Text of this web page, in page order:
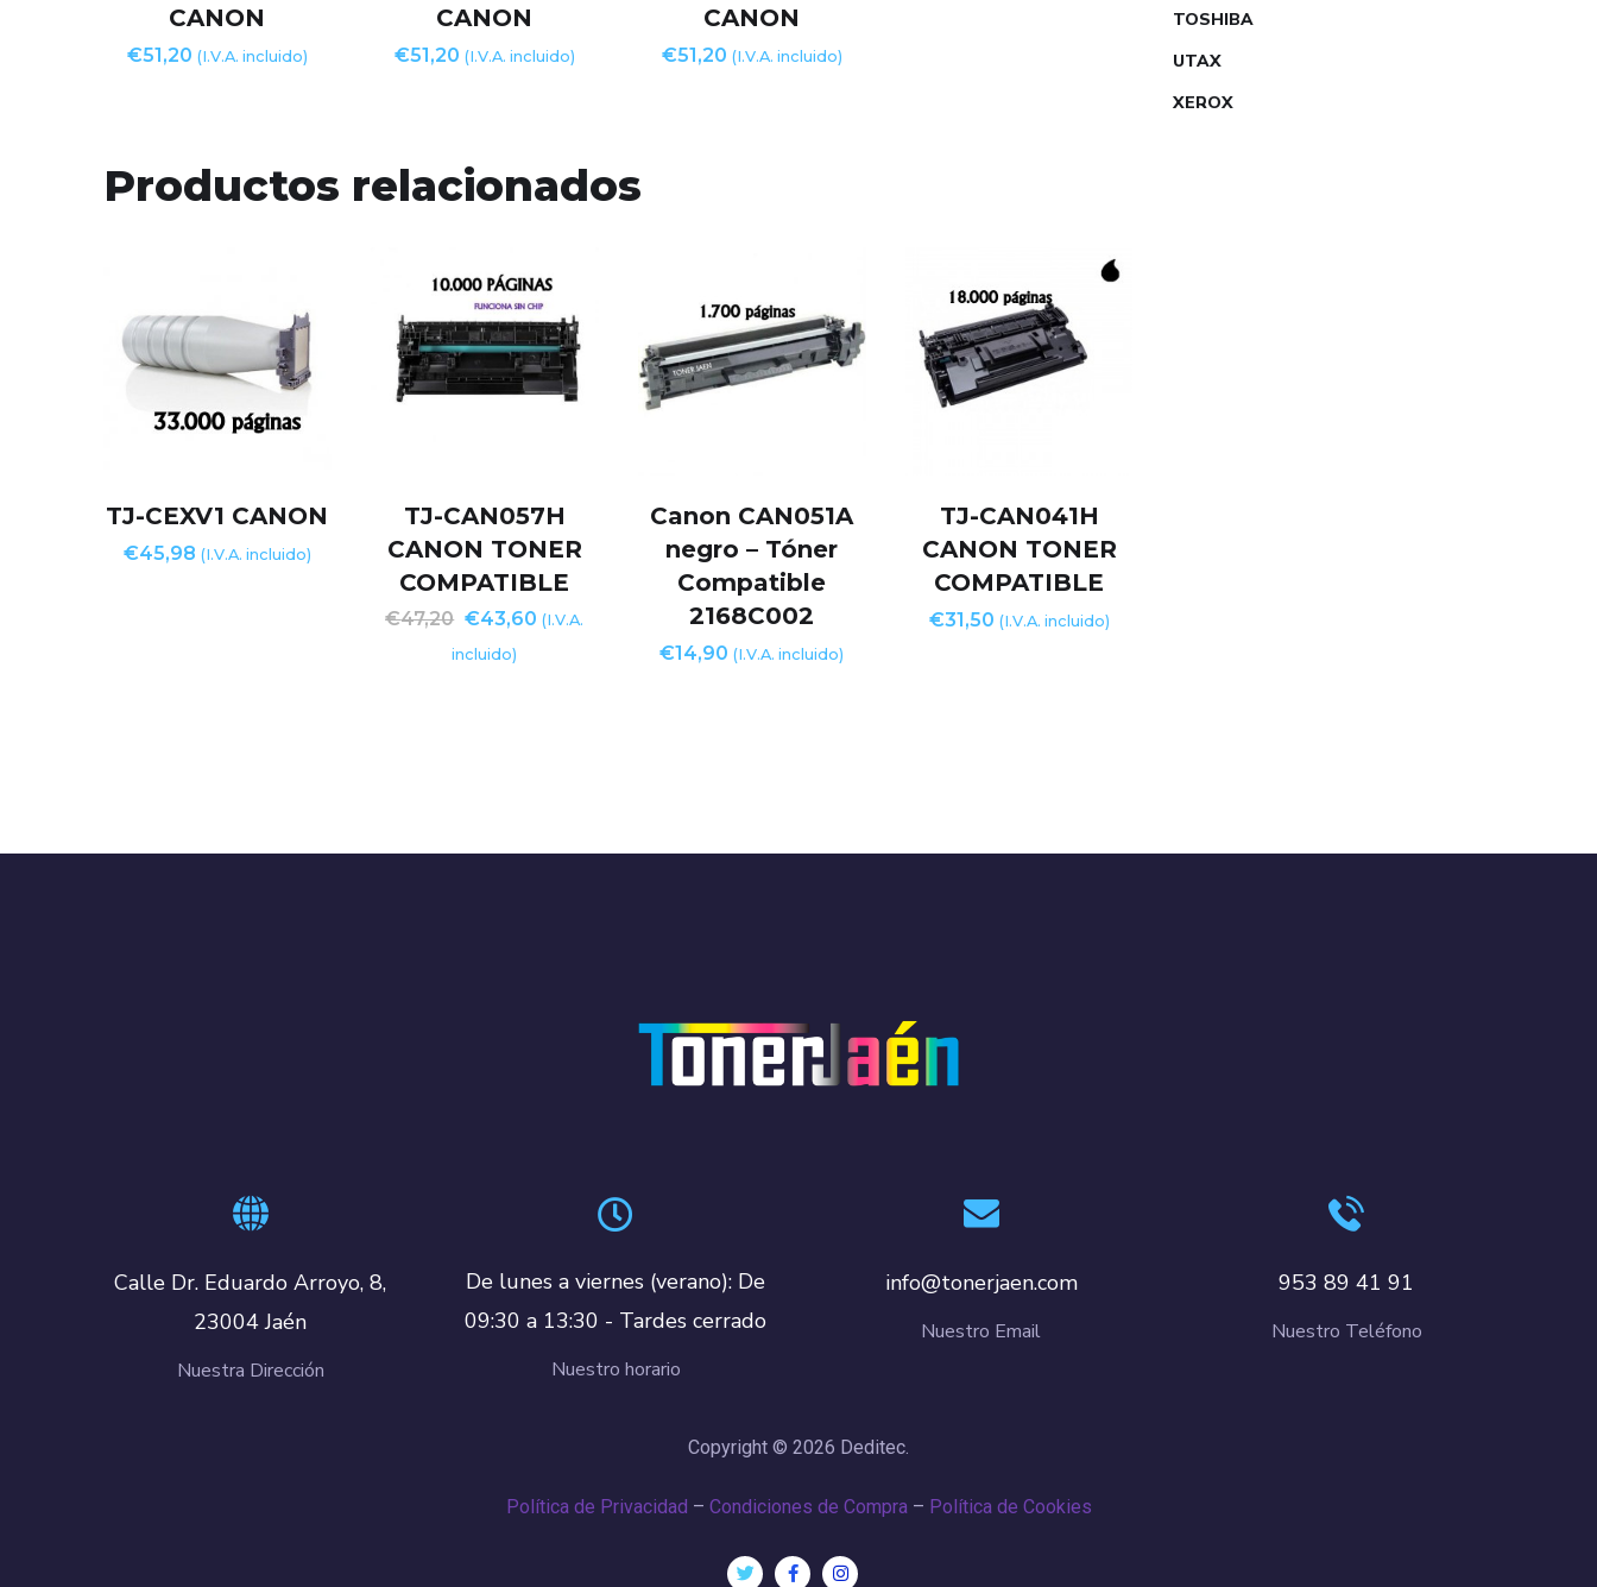
CANON
€51,20 (I.V.A. incluido)
CANON
€51,20 (I.V.A. incluido)
CANON
€51,20 (I.V.A. incluido)
Productos relacionados
TJ-CEXV1 CANON
€45,98 (I.V.A. incluido)
TJ-CAN057H
CANON TONER
COMPATIBLE
€47,20 €43,60 (I.V.A.
incluido)
Canon CAN051A
negro – Tóner
Compatible
2168C002
€14,90 (I.V.A. incluido)
TJ-CAN041H
CANON TONER
COMPATIBLE
€31,50 (I.V.A. incluido)
TOSHIBA
UTAX
XEROX
Calle Dr. Eduardo Arroyo, 8,
23004 Jaén
Nuestra Dirección
De lunes a viernes (verano): De
09:30 a 13:30 - Tardes cerrado
Nuestro horario
info@tonerjaen.com
Nuestro Email
953 89 41 91
Nuestro Teléfono
Copyright © 2026 Deditec.
Política de Privacidad – Condiciones de Compra – Política de Cookies